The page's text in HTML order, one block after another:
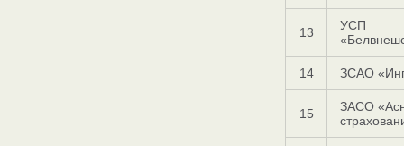
13
УСП
14 ЗСАО
15
ЗАСО